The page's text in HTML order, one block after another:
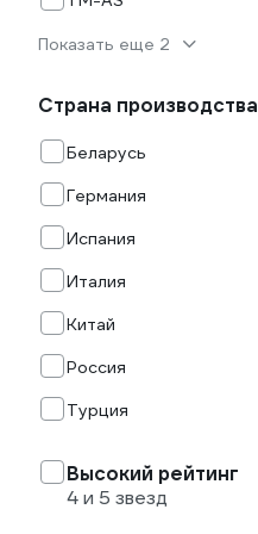
Показать еще 2
Страна производства
Беларусь
Германия
Испания
Италия
Китай
Россия
Турция
Высокий рейтинг
4 и 5 звезд